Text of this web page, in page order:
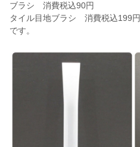
ブラシ 消費税込90円
タイル目地ブラシ 消費税込199円
です。